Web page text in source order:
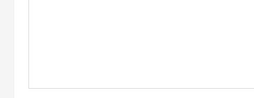
i